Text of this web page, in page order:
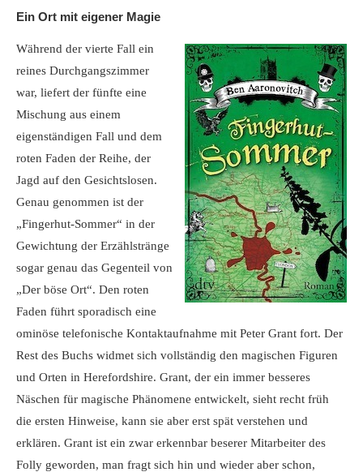
Ein Ort mit eigener Magie
Während der vierte Fall ein
reines Durchgangszimmer
war, liefert der fünfte eine
Mischung aus einem
eigenständigen Fall und dem
roten Faden der Reihe, der
Jagd auf den Gesichtslosen.
Genau genommen ist der
„Fingerhut-Sommer“ in der
Gewichtung der Erzählstränge
sogar genau das Gegenteil von
„Der böse Ort“. Den roten
Faden führt sporadisch eine
ominöse telefonische Kontaktaufnahme mit Peter Grant fort. Der
Rest des Buchs widmet sich vollständig den magischen Figuren
und Orten in Herefordshire. Grant, der ein immer besseres
Näschen für magische Phänomene entwickelt, sieht recht früh
die ersten Hinweise, kann sie aber erst spät verstehen und
erklären. Grant ist ein zwar erkennbar beserer Mitarbeiter des
Folly geworden, man fragt sich hin und wieder aber schon,